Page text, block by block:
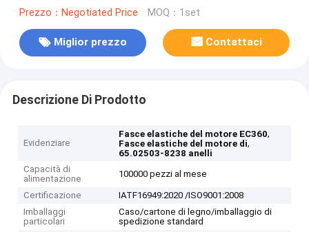
Prezzo：Negotiated Price MOQ：1set
Miglior prezzo Contattaci
Descrizione Di Prodotto
Evidenziare
Fasce elastiche del motore EC360,
Fasce elastiche del motore di,
65.02503-8238 anelli
Capacità di
alimentazione
100000 pezzi al mese
Certificazione
IATF16949:2020 /ISO9001:2008
Imballaggi
particolari
Caso/cartone di legno/imballaggio di
spedizione standard